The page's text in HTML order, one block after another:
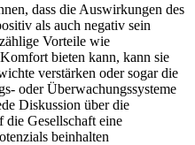
dass die Auswirkungen des
als auch negativ sein
Vorteile wie
bieten kann, kann sie
verstärken oder sogar die
oder Überwachungssysteme
Diskussion über die
Gesellschaft eine
beinhalten